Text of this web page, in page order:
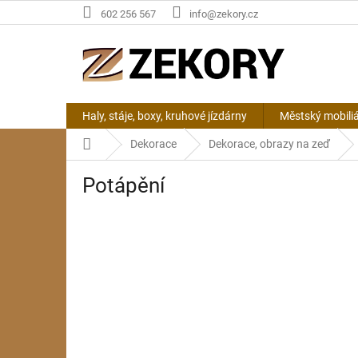
na
602 256 567 info@zekory.cz
Haly, stáje, boxy, kruhové jízdárny Městský
Domů Dekorace Dekorace, obrazy na zeď
Potápění